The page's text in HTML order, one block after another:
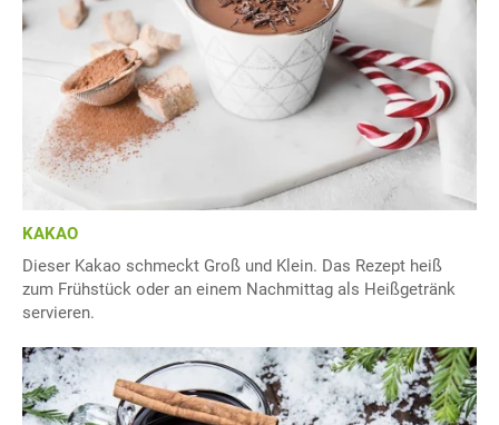
KAKAO
Dieser Kakao schmeckt Groß und Klein. Das Rezept heiß
zum Frühstück oder an einem Nachmittag als Heißgetränk
servieren.